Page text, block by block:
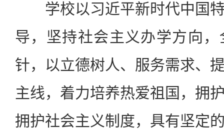
学校以习近平新时代中国特
导，坚持社会主义办学方向
针，以立德树人、服务需求、
主线，着力培养热爱祖国，拥
拥护社会主义制度，具有坚定